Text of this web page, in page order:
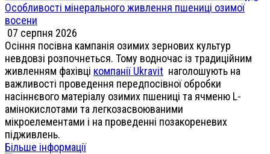
Особливості мінерального живлення пшениці озимої
восени
07 серпня 2026
Осіння посівна кампанія озимих зернових культур
невдовзі розпочнеться. Тому водночас із традиційним
живленням фахівці компанії Ukravit наголошують на
важливості проведення передпосівної обробки
насіннєвого матеріалу озимих пшениці та ячменю L-
амінокислотами та легкозасвоюваними
мікроелементами і на проведенні позакореневих
підживлень.
Більше інформації